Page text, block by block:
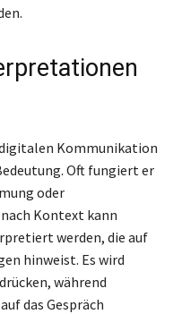
digitalen Kommunikation
Oft fungiert er
oder
Kontext kann
werden, die auf
hinweist. Es wird
während
das Gespräch